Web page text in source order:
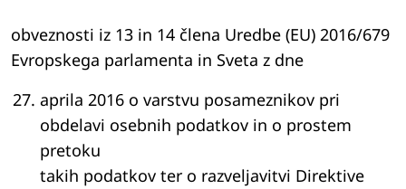
obveznosti iz 13 in 14 člena Uredbe (EU) 2016/679
Evropskega parlamenta in Sveta z dne
aprila 2016 o varstvu posameznikov pri
obdelavi osebnih podatkov in o prostem
pretoku
takih podatkov ter o razveljavitvi Direktive